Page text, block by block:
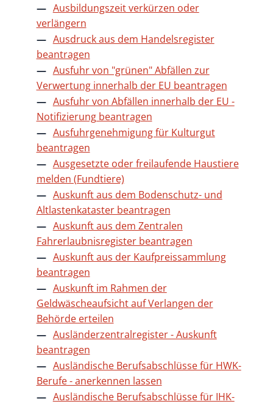
Ausbildungszeit verkürzen oder
verlängern
Ausdruck aus dem Handelsregister
beantragen
Ausfuhr von "grünen" Abfällen zur
Verwertung innerhalb der EU beantragen
Ausfuhr von Abfällen innerhalb der EU -
Notifizierung beantragen
Ausfuhrgenehmigung für Kulturgut
beantragen
Ausgesetzte oder freilaufende Haustiere
melden (Fundtiere)
Auskunft aus dem Bodenschutz- und
Altlastenkataster beantragen
Auskunft aus dem Zentralen
Fahrerlaubnisregister beantragen
Auskunft aus der Kaufpreissammlung
beantragen
Auskunft im Rahmen der
Geldwäscheaufsicht auf Verlangen der
Behörde erteilen
Ausländerzentralregister - Auskunft
beantragen
Ausländische Berufsabschlüsse für HWK-
Berufe - anerkennen lassen
Ausländische Berufsabschlüsse für IHK-